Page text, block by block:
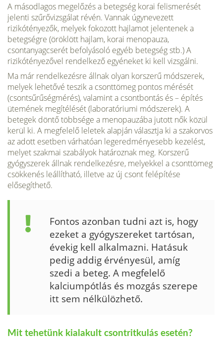
A másodlagos megelőzés a betegség korai felismerését
jelenti szűrővizsgálat révén. Vannak úgynevezett
rizikótényezők, melyek fokozott hajlamot jelentenek a
betegségre (öröklött hajlam, korai menopauza,
csontanyagcserét befolyáso­ló egyéb betegség stb.) A
rizikótényezővel rendelkező egyéneket ki kell vizsgálni.
Ma már rendelkezésre állnak olyan korszerű módszerek,
melyek lehetővé teszik a csonttömeg pontos mérését
(csontsűrűségmérés), valamint a csontbontás és – épí­tés
ütemének megítélését (laboratóriumi módszerek). A
betegek döntő többsége a menopauzába jutott nők közül
kerül ki. A megfelelő leletek alapján választja ki a szakorvos
az adott esetben várhatóan legeredményesebb kezelést,
melyet szakmai szabályok határoznak meg. Korszerű
gyógyszerek állnak rendelkezésre, melyekkel a csonttömeg
csökkenés leállítható, illetve az új csont felépítése
elősegíthető.
Fontos azonban tudni azt is, hogy
ezeket a gyógyszereket tartósan,
évekig kell alkalmazni. Hatásuk
pedig addig érvényesül, amíg
szedi a beteg. A megfelelő
kalciumpótlás és mozgás szerepe
itt sem nélkülözhető.
Mit tehetünk kialakult csontritkulás esetén?